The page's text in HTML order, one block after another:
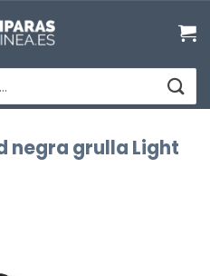
negra grulla Light